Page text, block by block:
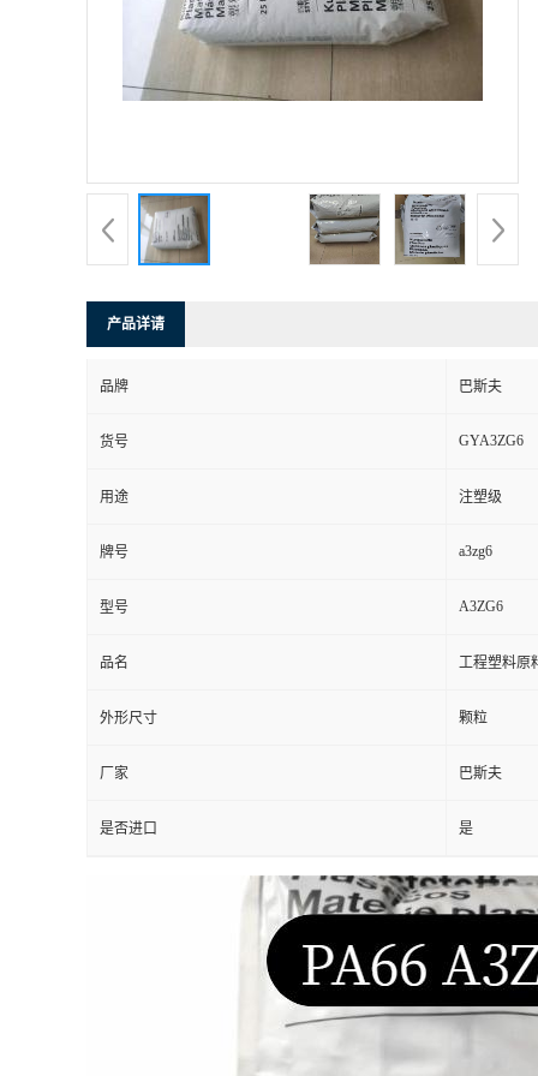
产品详请
品牌 巴斯夫
货号 GYA3ZG6
用途 注塑级
牌号 a3zg6
型号 A3ZG6
品名 工程塑料原
外形尺寸 颗粒
厂家 巴斯夫
是否进口 是